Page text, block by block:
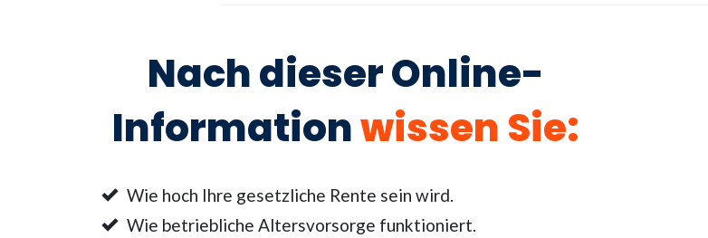
Nach dieser Online-
Informationwissen Sie:
Wie hoch Ihre gesetzliche Rente sein wird.
Wie betriebliche Altersvorsorge funktioniert.